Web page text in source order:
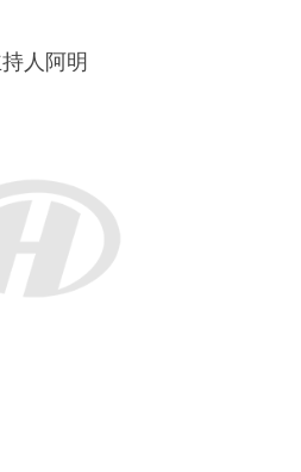
人阿明